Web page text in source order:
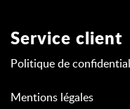
Service client
Politique de
Mentions légales